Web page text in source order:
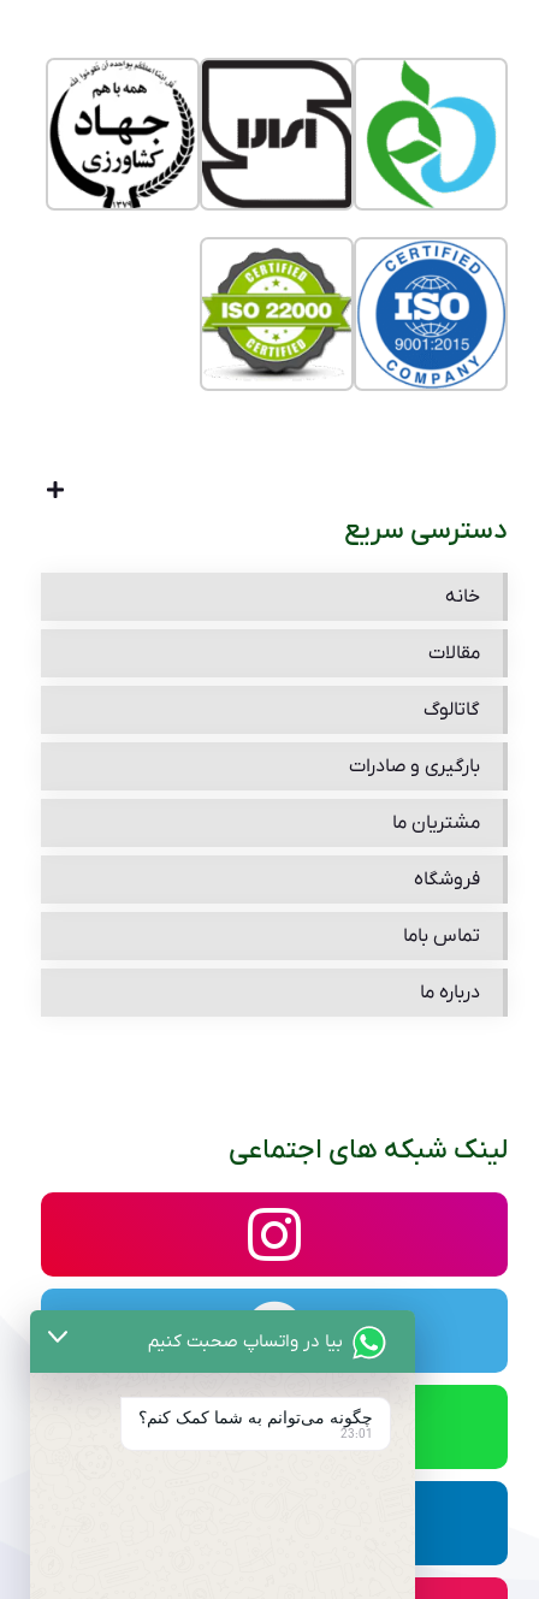
دسترسی سریع
خانه
مقالات
گاتالوگ
بارگیری و صادرات
مشتریان ما
فروشگاه
تماس باما
درباره ما
لینک شبکه های اجتماعی
بیا در واتساپ صحبت کنیم
چگونه می‌توانم به شما کمک کنم؟
23:01